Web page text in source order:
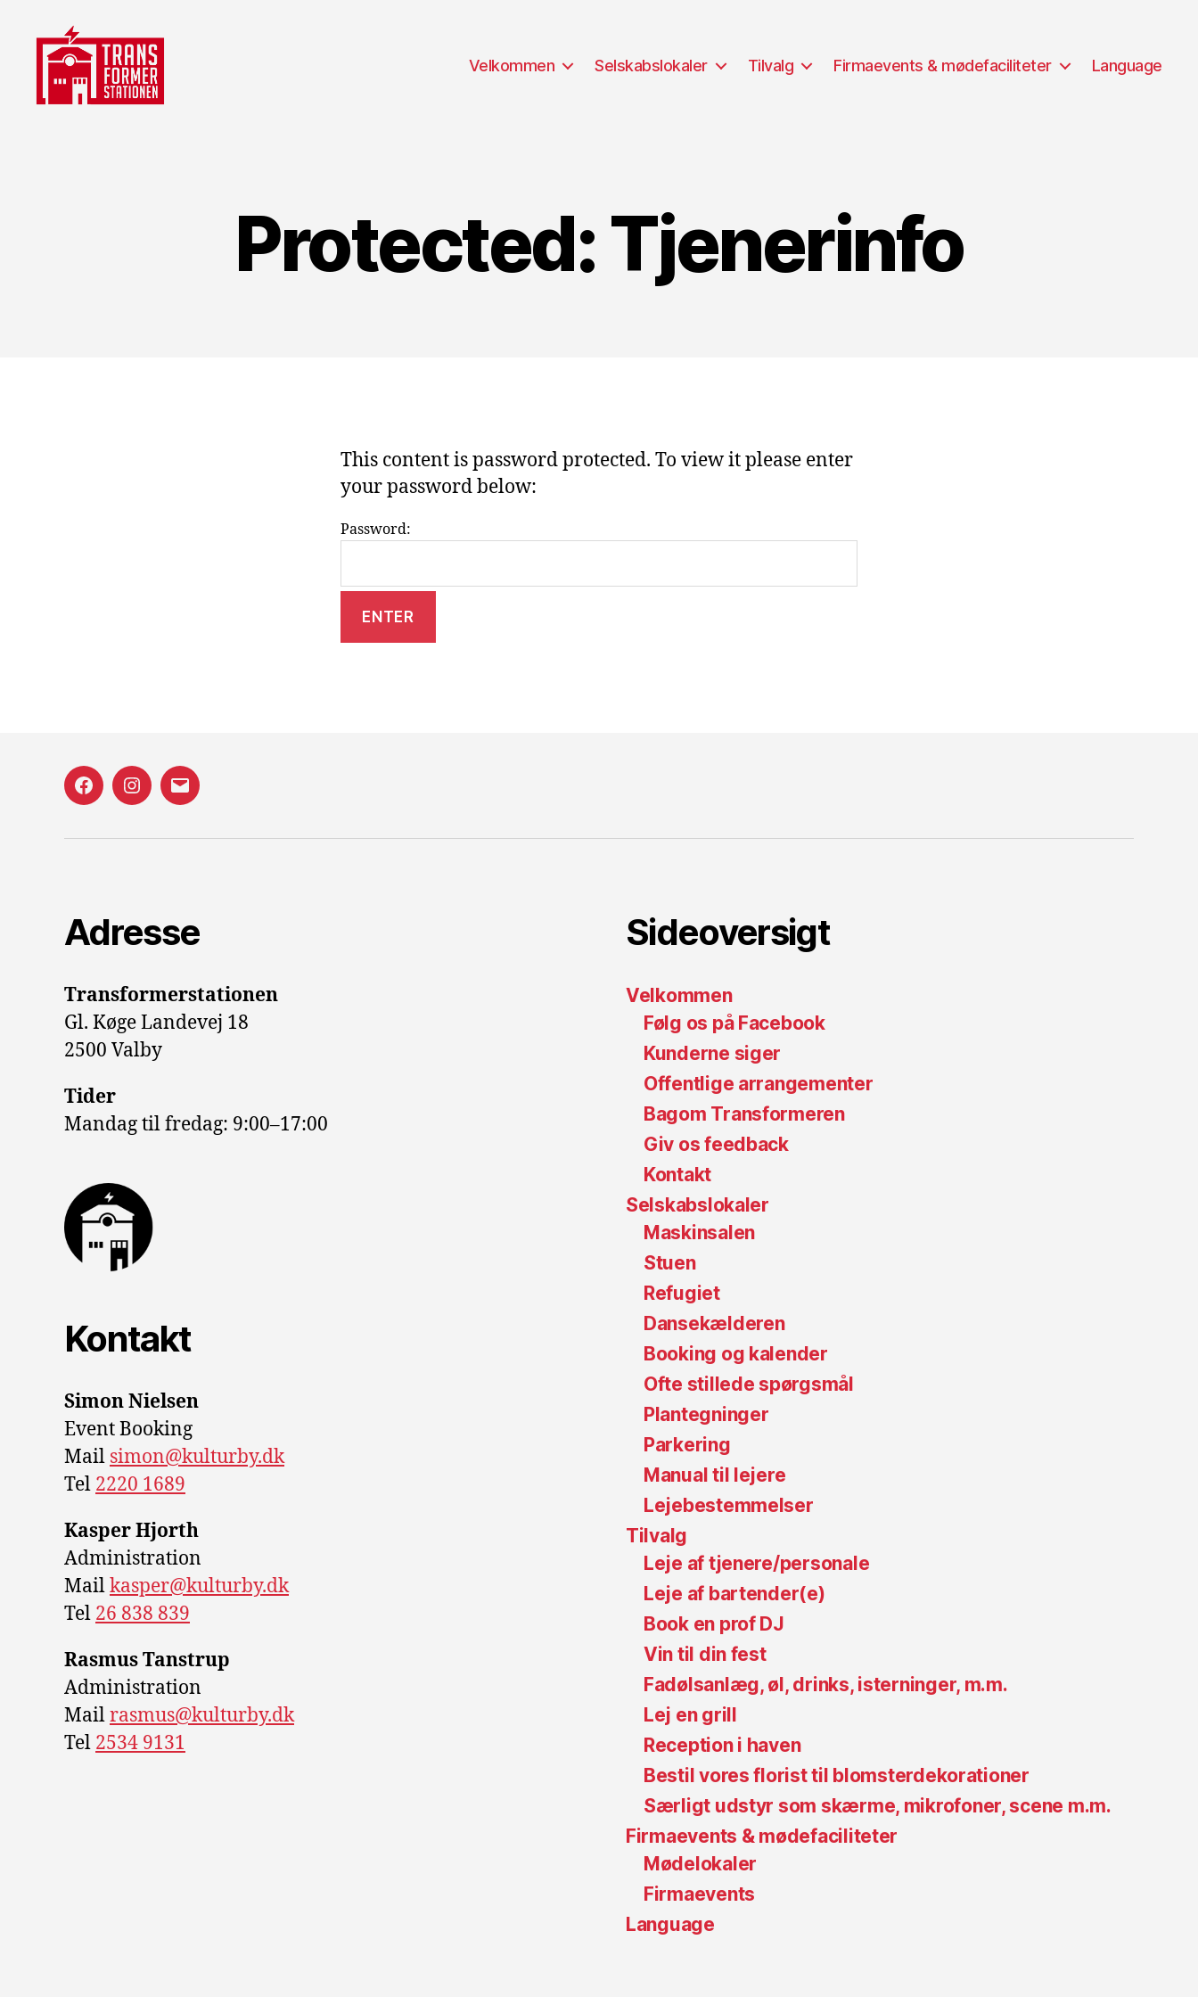
Velkommen Selskabslokaler Tilvalg Firmaevents & mødefaciliteter Language
Protected: Tjenerinfo
This content is password protected. To view it please enter
your password below:
Password:
Facecebook
Instagram
E-
Adresse
Transformerstationen
Gl. Køge Landevej 18
2500 Valby
Tider
Mandag til fredag: 9:00–17:00
Kontakt
Simon Nielsen
Event Booking
Mail simon@kulturby.dk
Tel 2220 1689
Kasper Hjorth
Administration
Mailkasper@kulturby.dk
Tel 26 838 839
Rasmus Tanstrup
Administration
Mailrasmus@kulturby.dk
Tel 2534 9131
Sideoversigt
Velkommen
Følg os på Facebook
Kunderne siger
Offentlige arrangementer
Bagom Transformeren
Giv os feedback
Kontakt
Selskabslokaler
Maskinsalen
Stuen
Refugiet
Dansekælderen
Booking og kalender
Ofte stillede spørgsmål
Plantegninger
Parkering
Manual til lejere
Lejebestemmelser
Tilvalg
Leje af tjenere/personale
Leje af bartender(e)
Book en prof DJ
Vin til din fest
Fadølsanlæg, øl, drinks, isterninger, m.m.
Lej en grill
Reception i haven
Bestil vores florist til blomsterdekorationer
Særligt udstyr som skærme, mikrofoner, scene m.m.
Firmaevents & mødefaciliteter
Mødelokaler
Firmaevents
Language